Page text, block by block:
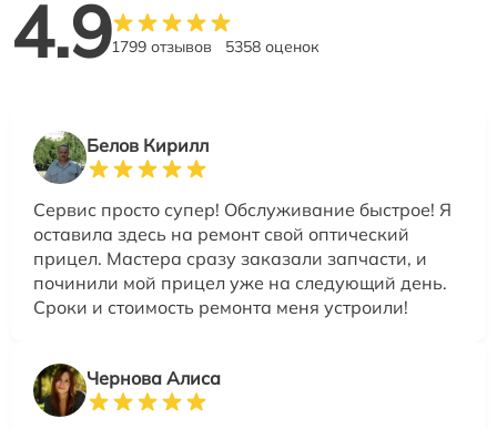
4.91799 отзывов 5358 оценок
Белов Кирилл
Сервис просто супер! Обслуживание быстрое! Я
оставила здесь на ремонт свой оптический
прицел. Мастера сразу заказали запчасти, и
починили мой прицел уже на следующий день.
Сроки и стоимость ремонта меня устроили!
Чернова Алиса